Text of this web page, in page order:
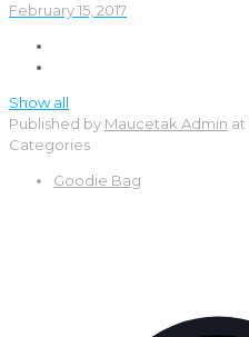
February 15, 2017
Show all
Published by Maucetak Admin at
Categories
Goodie Bag